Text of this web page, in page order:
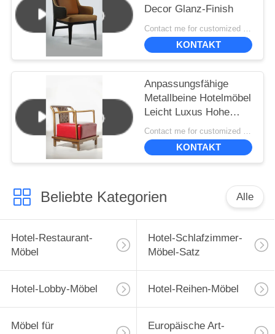
Decor Glanz-Finish
Contact me for customized MOQ:10
KONTAKT
Anpassungsfähige
Metallbeine Hotelmöbel
Leicht Luxus Hohe
Haltbarkeit
Contact me for customized MOQ:10
KONTAKT
Beliebte Kategorien Alle
Hotel-Restaurant-
Möbel
Hotel-Schlafzimmer-
Möbel-Satz
Hotel-Lobby-Möbel Hotel-Reihen-Möbel
Möbel für
Europäische Art-